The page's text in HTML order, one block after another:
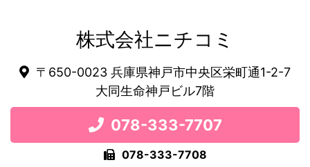
株式会社ニチコミ
〒650-0023 兵庫県神戸市中央区栄町通1-2-7
大同生命神戸ビル7階
078-333-7707
078-333-7708